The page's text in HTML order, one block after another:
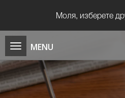
Моля, изберете